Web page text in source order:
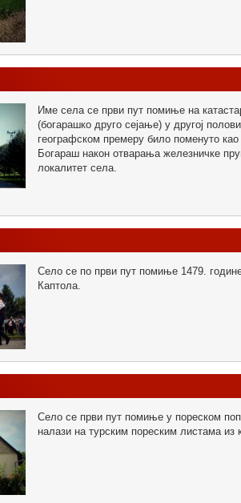
Име села се први пут помиње на
(богарашко друго сејање) у другој
географском премеру било поменуто
Богараш након отварања железничке
локалитет села.
Село се по први пут помиње 1479.
Каптола.
Село се први пут помиње у пореском
налази на турским пореским листама из